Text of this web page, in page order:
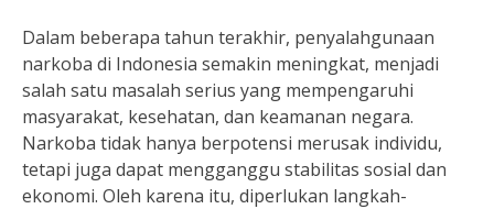
Dalam beberapa tahun terakhir, penyalahgunaan
narkoba di Indonesia semakin meningkat, menjadi
salah satu masalah serius yang mempengaruhi
masyarakat, kesehatan, dan keamanan negara.
Narkoba tidak hanya berpotensi merusak individu,
tetapi juga dapat mengganggu stabilitas sosial dan
ekonomi. Oleh karena itu, diperlukan langkah-